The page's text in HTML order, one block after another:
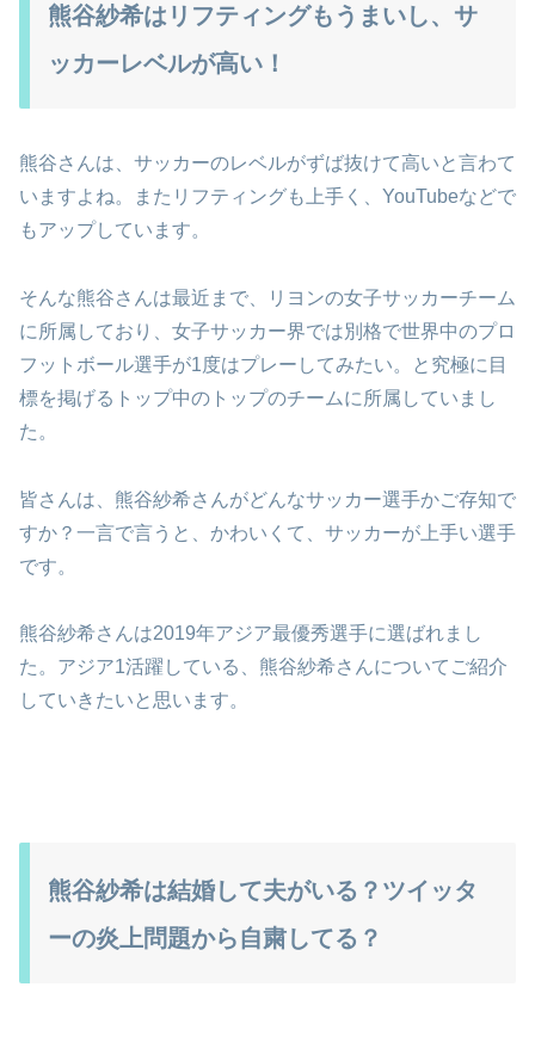
熊谷紗希はリフティングもうまいし、サ
ッカーレベルが高い！
熊谷さんは、サッカーのレベルがずば抜けて高いと言わて
いますよね。またリフティングも上手く、YouTubeなどで
もアップしています。
そんな熊谷さんは最近まで、リヨンの女子サッカーチーム
に所属しており、女子サッカー界では別格で世界中のプロ
フットボール選手が1度はプレーしてみたい。と究極に目
標を掲げるトップ中のトップのチームに所属していまし
た。
皆さんは、熊谷紗希さんがどんなサッカー選手かご存知で
すか？一言で言うと、かわいくて、サッカーが上手い選手
です。
熊谷紗希さんは2019年アジア最優秀選手に選ばれまし
た。アジア1活躍している、熊谷紗希さんについてご紹介
していきたいと思います。
熊谷紗希は結婚して夫がいる？ツイッタ
ーの炎上問題から自粛してる？